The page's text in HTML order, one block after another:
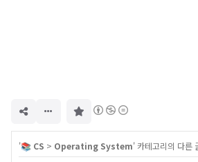
'📚 CS > Operating System' 카테고리의 다른